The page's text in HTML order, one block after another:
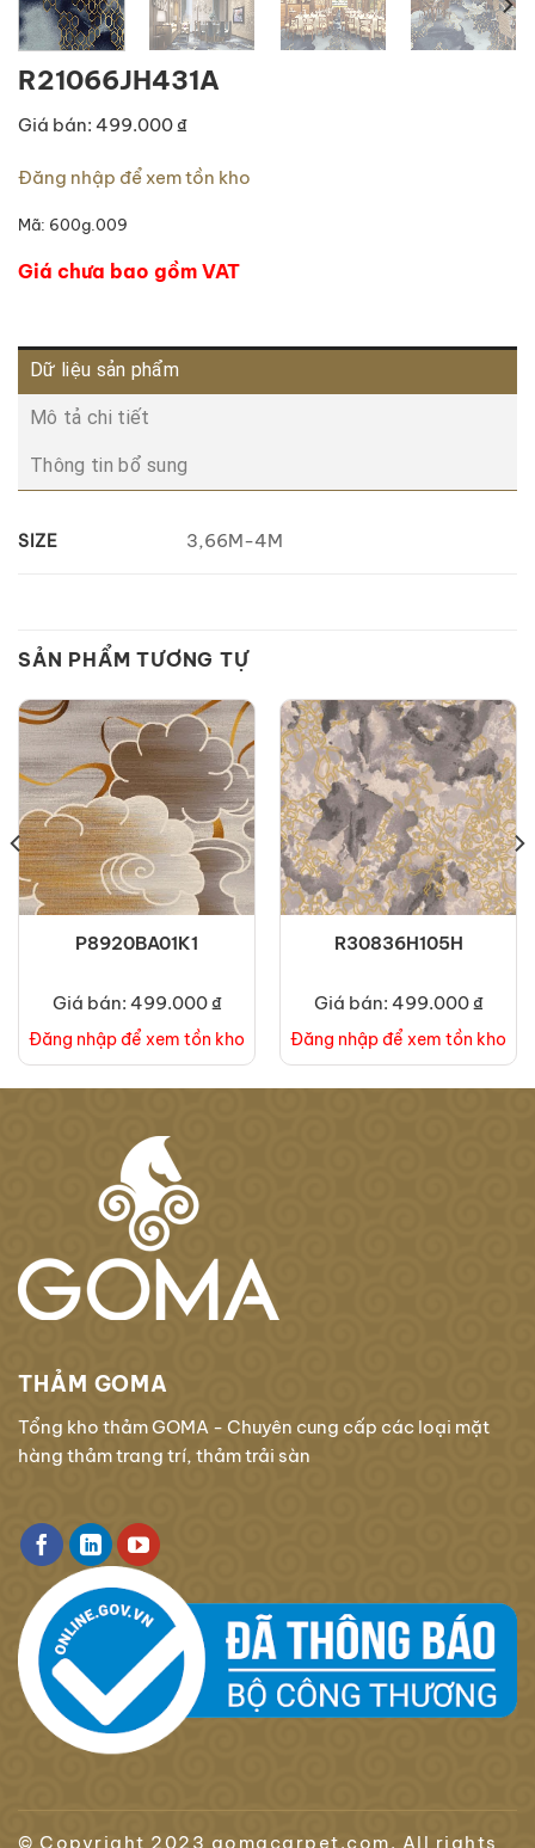
R21066JH431A
Giá bán: 499.000 ₫
Đăng nhập để xem tồn kho
Mã: 600g.009
Giá chưa bao gồm VAT
Dữ liệu sản phẩm
Mô tả chi tiết
Thông tin bổ sung
SIZE 3,66M-4M
SẢN PHẨM TƯƠNG TỰ
P8920BA01K1
Giá bán: 499.000 ₫
Đăng nhập để xem tồn kho
R30836H105H
Giá bán: 499.000 ₫
Đăng nhập để xem tồn kho
THẢM GOMA
Tổng kho thảm GOMA - Chuyên cung cấp các loại mặt
hàng thảm trang trí, thảm trải sàn
© Copyright 2023 gomacarpet.com. All rights